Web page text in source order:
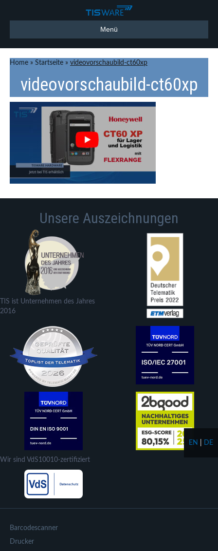
Menü
Home » Startseite » videovorschaubild-ct60xp
videovorschaubild-ct60xp
Unsere Auszeichnungen
TIS ist Unternehmen des Jahres
2016
Wir sind VdS10010-zertifiziert
Barcodescanner
Drucker
EN DE